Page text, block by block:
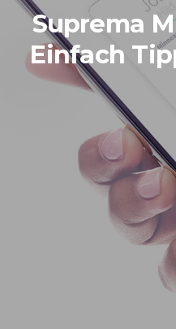
Suprema
Einfach